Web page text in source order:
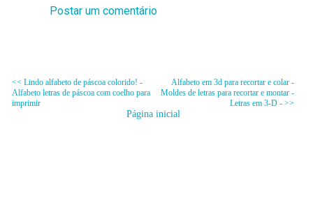
Postar um comentário
<< Lindo alfabeto de páscoa colorido! -
Alfabeto letras de páscoa com coelho para
imprimir
Alfabeto em 3d para recortar e colar -
Moldes de letras para recortar e montar -
Letras em 3-D - >>
Página inicial